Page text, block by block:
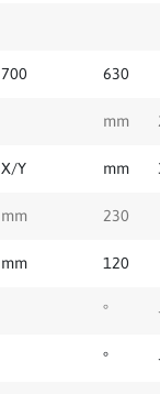
700 630
mm
X/Y mm
mm 230
mm 120
°
°